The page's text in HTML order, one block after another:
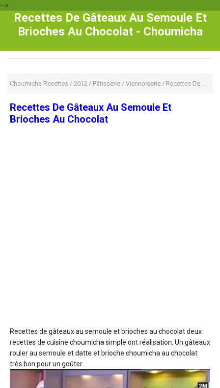
-->
Recettes De Gâteaux Au Semoule Et
Brioches Au Chocolat - Choumicha
Choumicha Recettes / 2012 / Pâtisserie / Viennoiserie / Recettes De Gâteaux Au Semoule Et Brioches Au Chocolat
Recettes De Gâteaux Au Semoule Et
Brioches Au Chocolat
Recettes de gâteaux au semoule et brioches au chocolatdeux
recettes de cuisine choumicha simple ont réalisation. Un gâteaux
rouler au semoule et datte et brioche choumicha au chocolat
très bon pour un goûter.